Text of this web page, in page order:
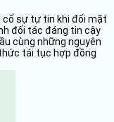
cố sự tự tin khi đối mặt
đối tác đáng tin cậy
cùng những nguyên
tái tục hợp đồng